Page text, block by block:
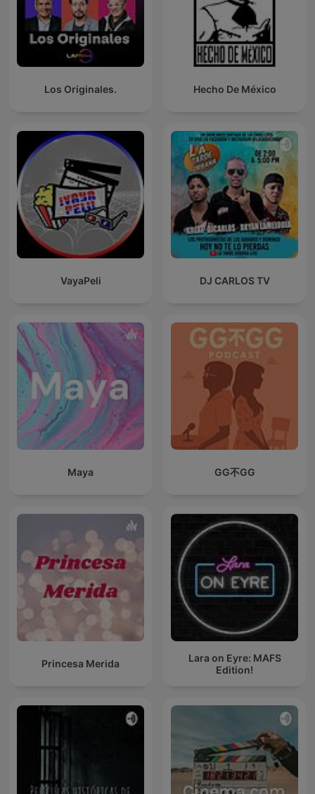
Los Originales. Hecho De México
VayaPeli DJ CARLOS TV
Maya GG不GG
Princesa Merida
Lara on Eyre: MAFS
Edition!